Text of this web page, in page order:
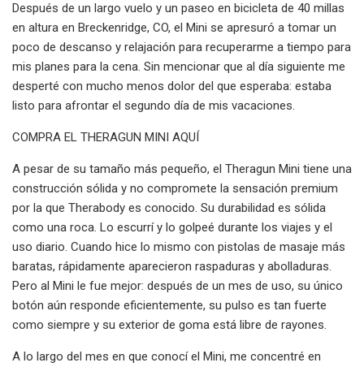
Después de un largo vuelo y un paseo en bicicleta de 40 millas
en altura en Breckenridge, CO, el Mini se apresuró a tomar un
poco de descanso y relajación para recuperarme a tiempo para
mis planes para la cena. Sin mencionar que al día siguiente me
desperté con mucho menos dolor del que esperaba: estaba
listo para afrontar el segundo día de mis vacaciones.
COMPRA EL THERAGUN MINI AQUÍ
A pesar de su tamaño más pequeño, el Theragun Mini tiene una
construcción sólida y no compromete la sensación premium
por la que Therabody es conocido. Su durabilidad es sólida
como una roca. Lo escurrí y lo golpeé durante los viajes y el
uso diario. Cuando hice lo mismo con pistolas de masaje más
baratas, rápidamente aparecieron raspaduras y abolladuras.
Pero al Mini le fue mejor: después de un mes de uso, su único
botón aún responde eficientemente, su pulso es tan fuerte
como siempre y su exterior de goma está libre de rayones.
A lo largo del mes en que conocí el Mini, me concentré en